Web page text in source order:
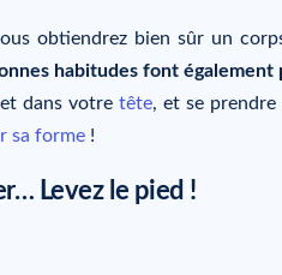
obtiendrez bien sûr un
habitudes font également
dans votre tête, et se
sa forme !
Levez le pied !